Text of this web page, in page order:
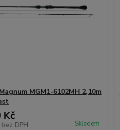
MGM1-6102MH 2,10m
Kč
bez DPH Skladem